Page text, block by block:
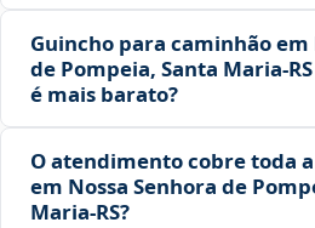
Guincho para caminhão em
de Pompeia, Santa
é mais barato?
O atendimento cobre toda
em Nossa Senhora de
Maria‑RS?